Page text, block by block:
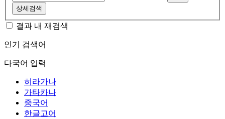
상세검색
결과 내 재검색
인기 검색어
다국어 입력
히라가나
가타카나
중국어
한글고어